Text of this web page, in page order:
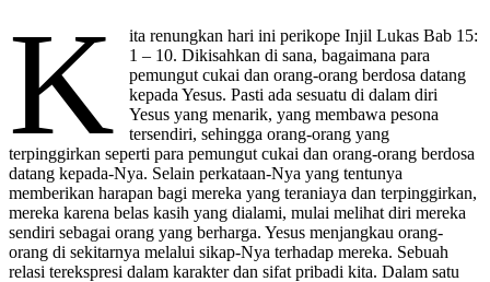
K
ita renungkan hari ini perikope Injil Lukas Bab 15:
1 – 10. Dikisahkan di sana, bagaimana para
pemungut cukai dan orang-orang berdosa datang
kepada Yesus. Pasti ada sesuatu di dalam diri
Yesus yang menarik, yang membawa pesona
tersendiri, sehingga orang-orang yang
terpinggirkan seperti para pemungut cukai dan orang-orang berdosa
datang kepada-Nya. Selain perkataan-Nya yang tentunya
memberikan harapan bagi mereka yang teraniaya dan terpinggirkan,
mereka karena belas kasih yang dialami, mulai melihat diri mereka
sendiri sebagai orang yang berharga. Yesus menjangkau orang-
orang di sekitarnya melalui sikap-Nya terhadap mereka. Sebuah
relasi terekspresi dalam karakter dan sifat pribadi kita. Dalam satu